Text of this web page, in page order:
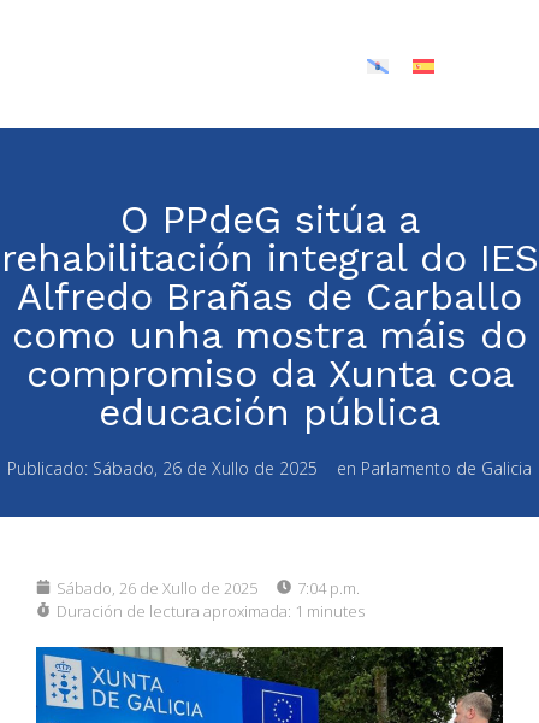
O PPdeG sitúa a
rehabilitación integral do IES
Alfredo Brañas de Carballo
como unha mostra máis do
compromiso da Xunta coa
educación pública
Publicado: Sábado, 26 de Xullo de 2025 en Parlamento de Galicia
Sábado, 26 de Xullo de 2025
7:04 p.m.
Duración de lectura aproximada: 1 minutes